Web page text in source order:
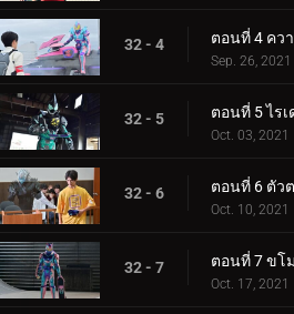
32 - 4
Sep. 26, 2021
32 - 5
Oct. 03, 2021
32 - 6
Oct. 10, 2021
32 - 7
Oct. 17, 2021